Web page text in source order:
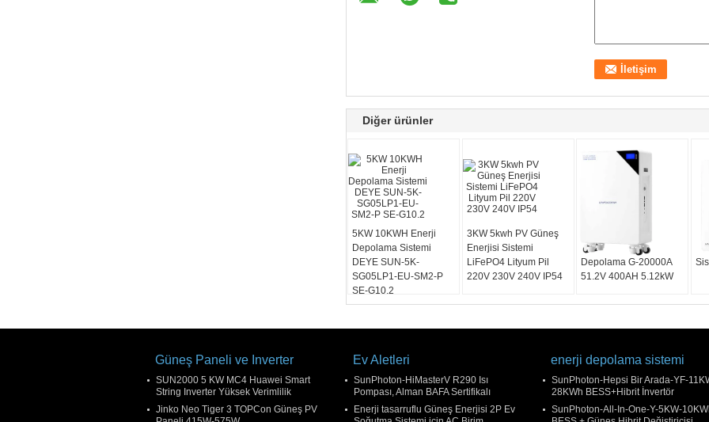
Diğer ürünler
5KW 10KWH Enerji
Depolama Sistemi
DEYE SUN-5K-
SG05LP1-EU-SM2-P
SE-G10.2
3KW 5kwh PV Güneş
Enerjisi Sistemi
LiFePO4 Lityum Pil
220V 230V 240V IP54
Enerjisi Batarya
Depolama G-20000A
51.2V 400AH 5.12kW
Güneş Paneli ve Inverter
SUN2000 5 KW MC4 Huawei Smart
String Inverter Yüksek Verimlilik
Jinko Neo Tiger 3 TOPCon Güneş PV
Ev Aletleri
SunPhoton-HiMasterV R290 Isı
Pompası, Alman BAFA Sertifikalı
Enerji tasarruflu Güneş Enerjisi 2P Ev
enerji depolama sistemi
SunPhoton-Hepsi Bir Arada-YF-
28KWh BESS+Hibrit İnvertör
SunPhoton-All-In-One-Y-5KW-